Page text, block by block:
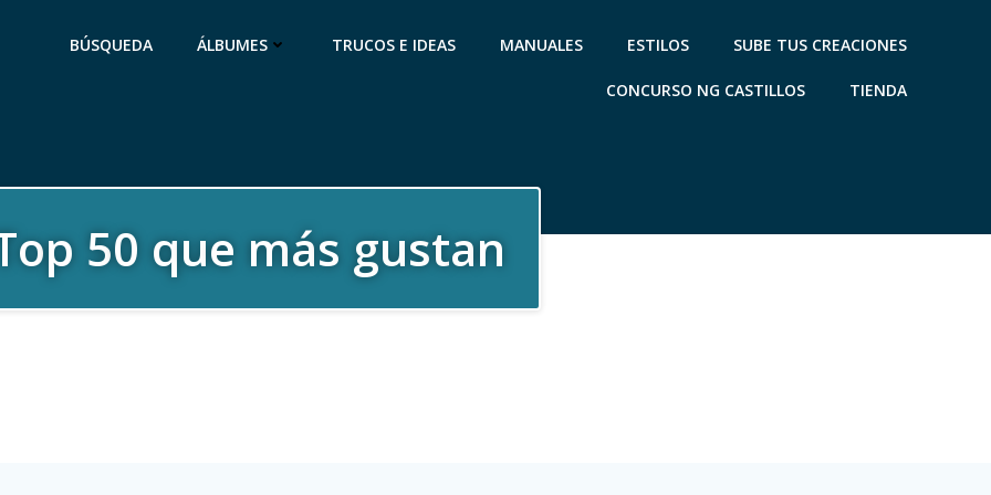
BÚSQUEDA ÁLBUMES TRUCOS E IDEAS MANUALES ESTILOS SUBE TUS CREACIONES
CONCURSO NG CASTILLOS TIENDA
op 50 que más gustan